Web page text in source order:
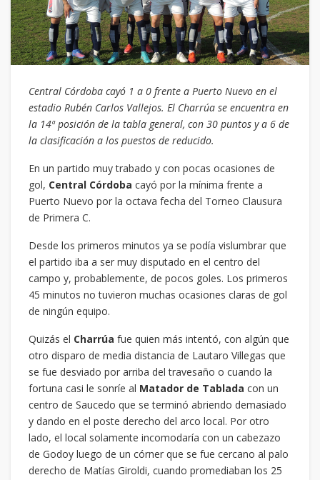
Central Córdoba cayó 1 a 0 frente a Puerto Nuevo en el
estadio Rubén Carlos Vallejos. El Charrúa se encuentra en
la 14ª posición de la tabla general, con 30 puntos y a 6 de
la clasificación a los puestos de reducido.
En un partido muy trabado y con pocas ocasiones de
gol, Central Córdoba cayó por la mínima frente a
Puerto Nuevo por la octava fecha del Torneo Clausura
de Primera C.
Desde los primeros minutos ya se podía vislumbrar que
el partido iba a ser muy disputado en el centro del
campo y, probablemente, de pocos goles. Los primeros
45 minutos no tuvieron muchas ocasiones claras de gol
de ningún equipo.
Quizás el Charrúa fue quien más intentó, con algún que
otro disparo de media distancia de Lautaro Villegas que
se fue desviado por arriba del travesaño o cuando la
fortuna casi le sonríe al Matador de Tablada con un
centro de Saucedo que se terminó abriendo demasiado
y dando en el poste derecho del arco local. Por otro
lado, el local solamente incomodaría con un cabezazo
de Godoy luego de un córner que se fue cercano al palo
derecho de Matías Giroldi, cuando promediaban los 25